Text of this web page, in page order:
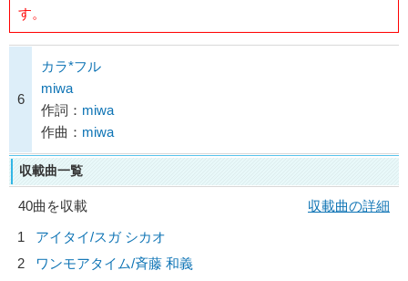
す。
6
カラ*フル
miwa
作詞： miwa
作曲： miwa
収載曲一覧
40曲を収載
収載曲の詳細
1
アイタイ/スガ シカオ
2
ワンモアタイム/斉藤 和義